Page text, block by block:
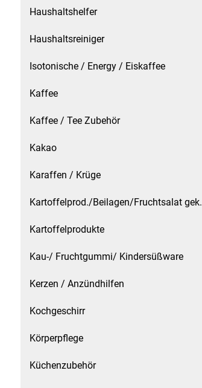
Sauergemüse
Schinken
Schokolade
Schreibwaren / Büroartikel / Kleber
Speck / Rohschinken
Spezialreiniger
Haushaltshelfer
Haushaltsreiniger
Isotonische / Energy / Eiskaffee
Kaffee
Kaffee / Tee Zubehör
Kakao
Karaffen / Krüge
Kartoffelprod./Beilagen/Fruchtsalat gek.
Kartoffelprodukte
Kau-/ Fruchtgummi/ Kindersüßware
Kerzen / Anzündhilfen
Kochgeschirr
Körperpflege
Küchenzubehör